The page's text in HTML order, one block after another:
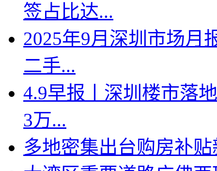
签占比达...
2025年9月深圳市场月
二手...
4.9早报丨深圳楼市落
3万...
多地密集出台购房补